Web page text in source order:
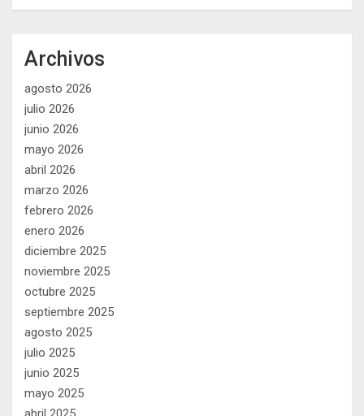
Archivos
agosto 2026
julio 2026
junio 2026
mayo 2026
abril 2026
marzo 2026
febrero 2026
enero 2026
diciembre 2025
noviembre 2025
octubre 2025
septiembre 2025
agosto 2025
julio 2025
junio 2025
mayo 2025